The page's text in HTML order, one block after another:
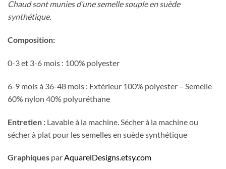
37.95$
Chaud sont munies d’une semelle souple en suède
synthétique.
Composition:
0-3 et 3-6 mois : 100% polyester
6-9 mois à 36-48 mois : Extérieur 100% polyester – Semelle
60% nylon 40% polyuréthane
Entretien : Lavable à la machine. Sécher à la machine ou
sécher à plat pour les semelles en suède synthétique
Graphiques parAquarelDesigns.etsy.com